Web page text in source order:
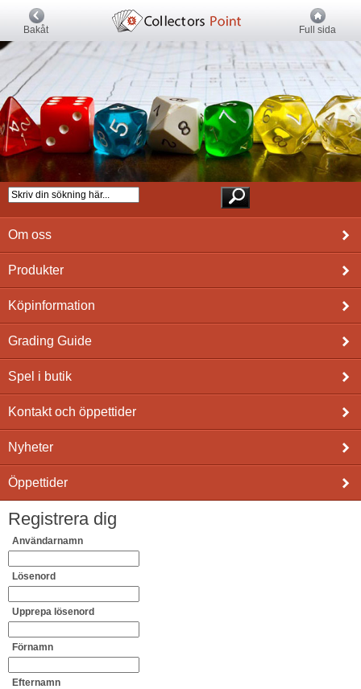
Bakåt Full sida
Om oss
Produkter
Köpinformation
Grading Guide
Spel i butik
Kontakt och öppettider
Nyheter
Öppettider
Registrera dig
Användarnamn
Lösenord
Upprepa lösenord
Förnamn
Efternamn